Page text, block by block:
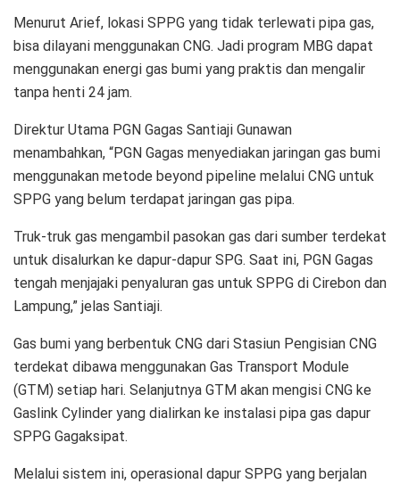
Menurut Arief, lokasi SPPG yang tidak terlewati pipa gas,
bisa dilayani menggunakan CNG. Jadi program MBG dapat
menggunakan energi gas bumi yang praktis dan mengalir
tanpa henti 24 jam.
Direktur Utama PGN Gagas Santiaji Gunawan
menambahkan, “PGN Gagas menyediakan jaringan gas bumi
menggunakan metode beyond pipeline melalui CNG untuk
SPPG yang belum terdapat jaringan gas pipa.
Truk-truk gas mengambil pasokan gas dari sumber terdekat
untuk disalurkan ke dapur-dapur SPG. Saat ini, PGN Gagas
tengah menjajaki penyaluran gas untuk SPPG di Cirebon dan
Lampung,” jelas Santiaji.
Gas bumi yang berbentuk CNG dari Stasiun Pengisian CNG
terdekat dibawa menggunakan Gas Transport Module
(GTM) setiap hari. Selanjutnya GTM akan mengisi CNG ke
Gaslink Cylinder yang dialirkan ke instalasi pipa gas dapur
SPPG Gagaksipat.
Melalui sistem ini, operasional dapur SPPG yang berjalan